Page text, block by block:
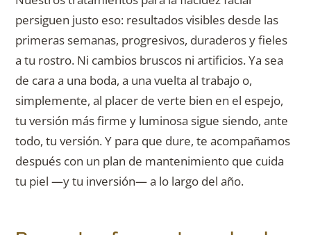
persiguen justo eso: resultados visibles desde las
primeras semanas, progresivos, duraderos y fieles
a tu rostro. Ni cambios bruscos ni artificios. Ya sea
de cara a una boda, a una vuelta al trabajo o,
simplemente, al placer de verte bien en el espejo,
tu versión más firme y luminosa sigue siendo, ante
todo, tu versión. Y para que dure, te acompañamos
después con un plan de mantenimiento que cuida
tu piel —y tu inversión— a lo largo del año.